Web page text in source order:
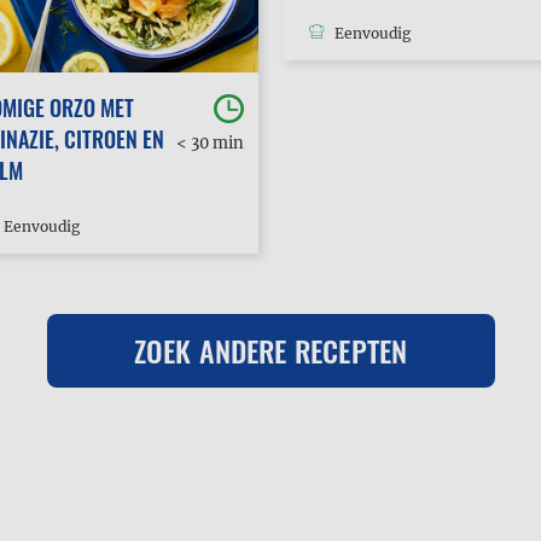
ORZO MET
CITROEN EN
< 30 min
Eenvoudig
Eenvoudig
ZOEK ANDERE RECEPTEN